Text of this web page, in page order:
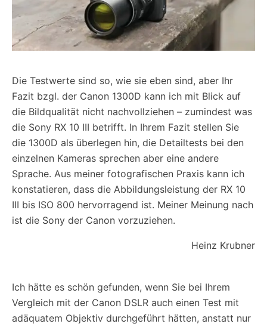
Die Testwerte sind so, wie sie eben sind, aber Ihr
Fazit bzgl. der Canon 1300D kann ich mit Blick auf
die Bildqualität nicht nachvollziehen – zumindest was
die Sony RX 10 III betrifft. In Ihrem Fazit stellen Sie
die 1300D als überlegen hin, die Detailtests bei den
einzelnen Kameras sprechen aber eine andere
Sprache. Aus meiner fotografischen Praxis kann ich
konstatieren, dass die Abbildungsleistung der RX 10
III bis ISO 800 hervorragend ist. Meiner Meinung nach
ist die Sony der Canon vorzuziehen.
Heinz Krubner
Ich hätte es schön gefunden, wenn Sie bei Ihrem
Vergleich mit der Canon DSLR auch einen Test mit
adäquatem Objektiv durchgeführt hätten, anstatt nur